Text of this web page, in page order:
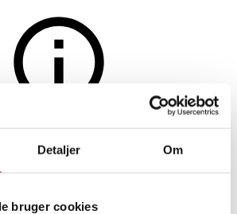
Detaljer Om
bruger cookies
Auktionen er afsluttet
sofabord,
model 286,